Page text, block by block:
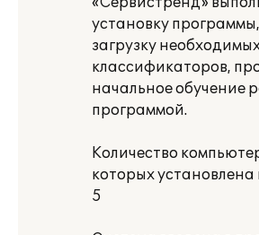
установку
загрузку
классификаторов,
начальное обучение
программой.
Количество
которых
5